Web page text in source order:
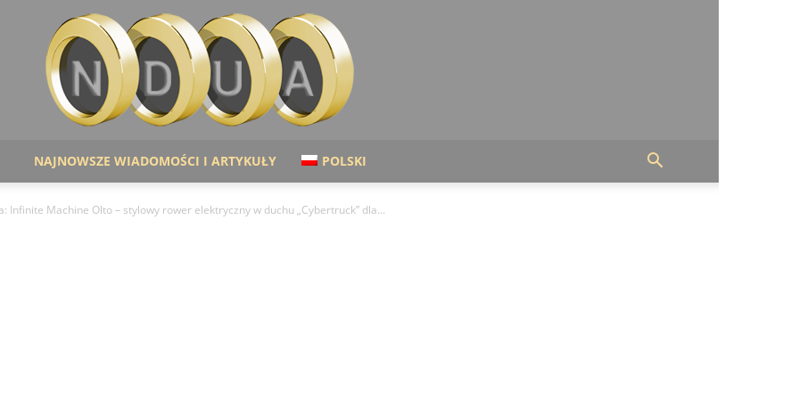
NAJNOWSZE WIADOMOŚCI I ARTYKUŁY POLSKI
Infinite Machine Olto – stylowy rower elektryczny w duchu „Cybertruck” dla...